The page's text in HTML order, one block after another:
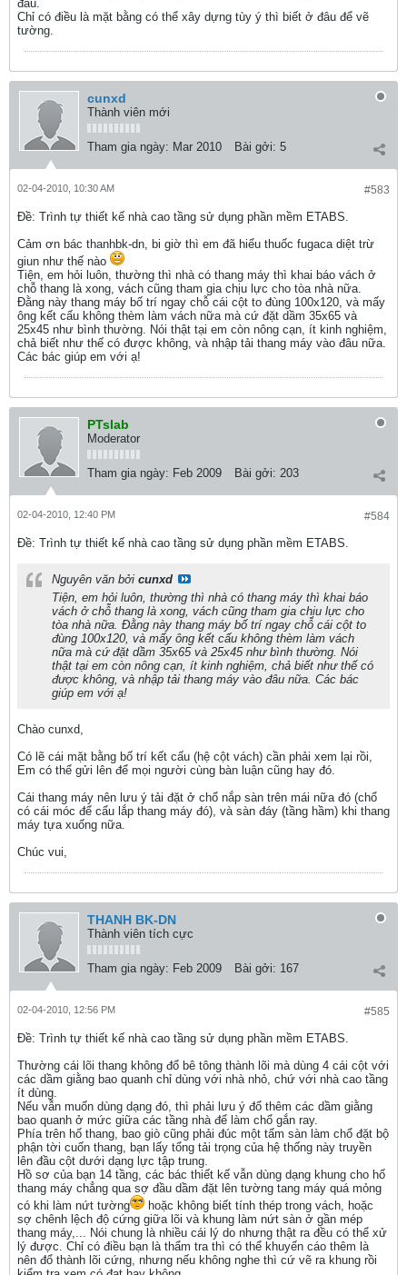
đâu.
Chỉ có điều là mặt bằng có thể xây dựng tùy ý thì biết ở đâu để vẽ
tường.
cunxd
Thành viên mới
Tham gia ngày: Mar 2010 Bài gởi: 5
#583
02-04-2010, 10:30 AM
Ðề: Trình tự thiết kế nhà cao tầng sử dụng phần mềm ETABS.
Cảm ơn bác thanhbk-dn, bi giờ thì em đã hiểu thuốc fugaca diệt trừ
giun như thế nào
Tiện, em hỏi luôn, thường thì nhà có thang máy thì khai báo vách ở
chỗ thang là xong, vách cũng tham gia chịu lực cho tòa nhà nữa.
Đằng này thang máy bố trí ngay chỗ cái cột to đùng 100x120, và mấy
ông kết cấu không thèm làm vách nữa mà cứ đặt dầm 35x65 và
25x45 như bình thường. Nói thật tại em còn nông cạn, ít kinh nghiệm,
chả biết như thế có được không, và nhập tải thang máy vào đâu nữa.
Các bác giúp em với ạ!
PTslab
Moderator
Tham gia ngày: Feb 2009 Bài gởi: 203
#584
02-04-2010, 12:40 PM
Ðề: Trình tự thiết kế nhà cao tầng sử dụng phần mềm ETABS.
Nguyên văn bởi cunxd
Tiện, em hỏi luôn, thường thì nhà có thang máy thì khai báo
vách ở chỗ thang là xong, vách cũng tham gia chịu lực cho
tòa nhà nữa. Đằng này thang máy bố trí ngay chỗ cái cột to
đùng 100x120, và mấy ông kết cấu không thèm làm vách
nữa mà cứ đặt dầm 35x65 và 25x45 như bình thường. Nói
thật tại em còn nông cạn, ít kinh nghiệm, chả biết như thế có
được không, và nhập tải thang máy vào đâu nữa. Các bác
giúp em với ạ!
Chào cunxd,
Có lẽ cái mặt bằng bố trí kết cấu (hệ cột vách) cần phải xem lại rồi,
Em có thể gửi lên để mọi người cùng bàn luận cũng hay đó.
Cái thang máy nên lưu ý tải đặt ở chổ nắp sàn trên mái nữa đó (chổ
có cái móc để cẩu lắp thang máy đó), và sàn đáy (tầng hầm) khi thang
máy tựa xuống nữa.
Chúc vui,
THANH BK-DN
Thành viên tích cực
Tham gia ngày: Feb 2009 Bài gởi: 167
#585
02-04-2010, 12:56 PM
Ðề: Trình tự thiết kế nhà cao tầng sử dụng phần mềm ETABS.
Thường cái lõi thang không đổ bê tông thành lõi mà dùng 4 cái cột với
các dầm giằng bao quanh chỉ dùng với nhà nhỏ, chứ với nhà cao tầng
ít dùng.
Nếu vẫn muốn dùng dạng đó, thì phải lưu ý đổ thêm các dầm giằng
bao quanh ở mức giữa các tầng nhà để làm chổ gắn ray.
Phía trên hố thang, bao giò cũng phải đúc một tấm sàn làm chổ đặt bộ
phận tời cuốn thang, bạn lấy tổng tải trọng của hệ thống này truyền
lên đầu cột dưới dạng lực tập trung.
Hồ sơ của bạn 14 tầng, các bác thiết kế vẫn dùng dạng khung cho hố
thang máy chẳng qua sợ đầu dầm đặt lên tường tang máy quá mỏng
có khi làm nứt tường
hoặc không biết tính thép trong vách, hoặc
sợ chênh lệch độ cứng giữa lõi và khung làm nứt sàn ở gần mép
thang máy,... Nói chung là nhiều cái lý do nhưng thật ra đều có thể xử
lý được. Chỉ có điều bạn là thẩm tra thì có thể khuyến cáo thêm là
nên đổ thành lõi cứng, nhưng nếu không nghe thì cứ vẽ ra khung rồi